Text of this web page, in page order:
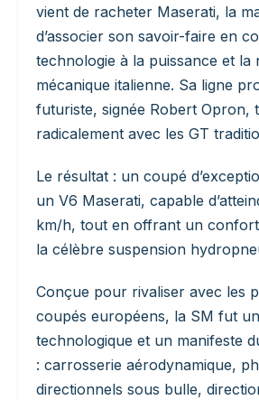
vient de racheter Maserati, la
d’associer son savoir-faire en
technologie à la puissance et la
mécanique italienne. Sa ligne
futuriste, signée Robert Opron,
radicalement avec les GT
Le résultat : un coupé
un V6 Maserati, capable
km/h, tout en offrant un
la célèbre suspension
Conçue pour rivaliser avec les
coupés européens, la SM fut
technologique et un manifeste
: carrosserie aérodynamique,
directionnels sous bulle,